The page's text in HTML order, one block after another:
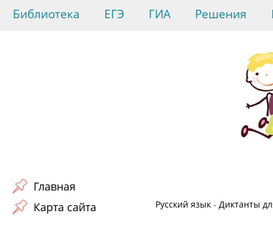
Библиотека ЕГЭ ГИА Решения
Главная
Карта сайта
Русский язык - Диктанты